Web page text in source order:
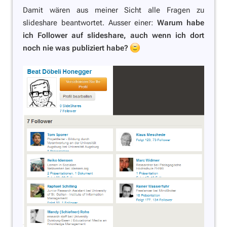
Damit wären aus meiner Sicht alle Fragen zu
slideshare beantwortet. Ausser einer:Warum habe
ich Follower auf slideshare, auch wenn ich dort
noch nie was publiziert habe?